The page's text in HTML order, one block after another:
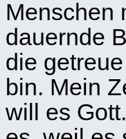
Menschen
dauernde
die
bin. Mein
will es